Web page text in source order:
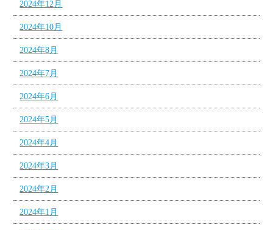
2024年12月
2024年10月
2024年8月
2024年7月
2024年6月
2024年5月
2024年4月
2024年3月
2024年2月
2024年1月